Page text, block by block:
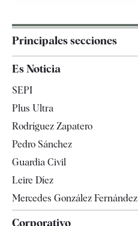
Principales secciones
España
Televisión
Es Noticia
SEPI
Plus Ultra
Rodríguez Zapatero
Pedro Sánchez
Guardia Civil
Leire Díez
Mercedes González Fernández
Corporativo